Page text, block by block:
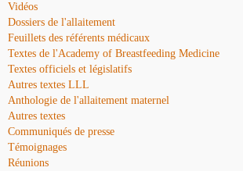
Vidéos
Dossiers de l'allaitement
Feuillets des référents médicaux
Textes de l'Academy of Breastfeeding Medicine
Textes officiels et législatifs
Autres textes LLL
Anthologie de l'allaitement maternel
Autres textes
Communiqués de presse
Témoignages
Réunions